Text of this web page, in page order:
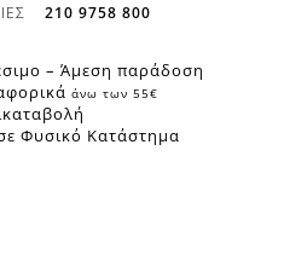
210 9758 800
– Άμεση παράδοση
άνω των 55€
Φυσικό Κατάστημα